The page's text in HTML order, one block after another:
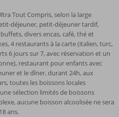
Tout Compris, selon la large
déjeuner, petit-déjeuner tardif,
divers encas, café, thé et
4 restaurants à la carte (italien, turc,
6 jours sur 7, avec réservation et un
restaurant pour enfants avec
et le dîner, durant 24h, aux
toutes les boissons locales
sélection limités de boissons
aucune boisson alcoolisée ne sera
ans.